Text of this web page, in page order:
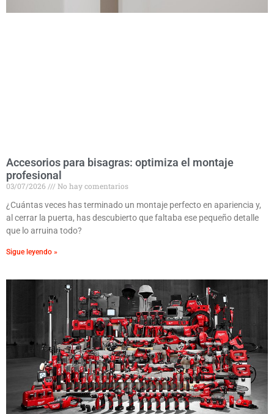
Accesorios para bisagras: optimiza el montaje
profesional
03/07/2026
No hay comentarios
¿Cuántas veces has terminado un montaje perfecto en apariencia y,
al cerrar la puerta, has descubierto que faltaba ese pequeño detalle
que lo arruina todo?
Sigue leyendo »